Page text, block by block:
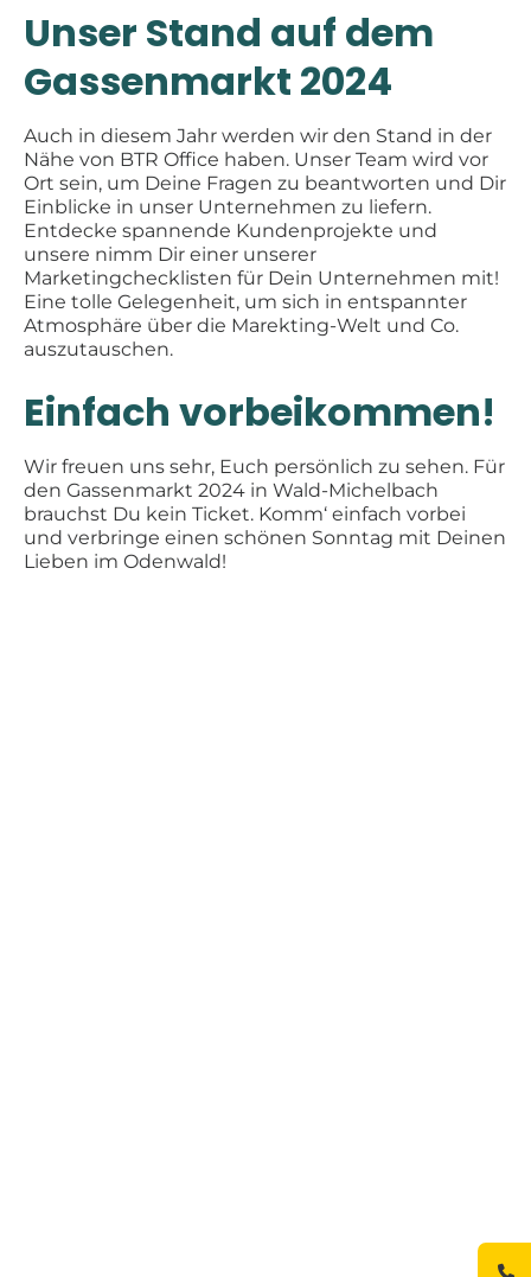
Unser Stand auf dem
Gassenmarkt 2024
Auch in diesem Jahr werden wir den Stand in der
Nähe von BTR Office haben. Unser Team wird vor
Ort sein, um Deine Fragen zu beantworten und Dir
Einblicke in unser Unternehmen zu liefern.
Entdecke spannende Kundenprojekte und
unsere nimm Dir einer unserer
Marketingchecklisten für Dein Unternehmen mit!
Eine tolle Gelegenheit, um sich in entspannter
Atmosphäre über die Marekting-Welt und Co.
auszutauschen.
Einfach vorbeikommen!
Wir freuen uns sehr, Euch persönlich zu sehen. Für
den Gassenmarkt 2024 in Wald-Michelbach
brauchst Du kein Ticket. Komm‘ einfach vorbei
und verbringe einen schönen Sonntag mit Deinen
Lieben im Odenwald!